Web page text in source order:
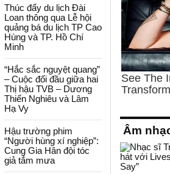
Thúc đẩy du lịch Đài
Loan thông qua Lễ hội
quảng bá du lịch TP Cao
Hùng và TP. Hồ Chí
Minh
“Hắc sắc nguyệt quang”
– Cuộc đối đầu giữa hai
Thị hậu TVB – Dương
Thiến Nghiêu và Lâm
Hạ Vy
Hậu trường phim
“Người hùng xí nghiệp”:
Cung Gia Hân đội tóc
giả tắm mưa
Âm